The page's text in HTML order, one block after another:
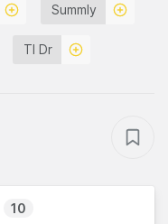
Summly
Tl Dr
10